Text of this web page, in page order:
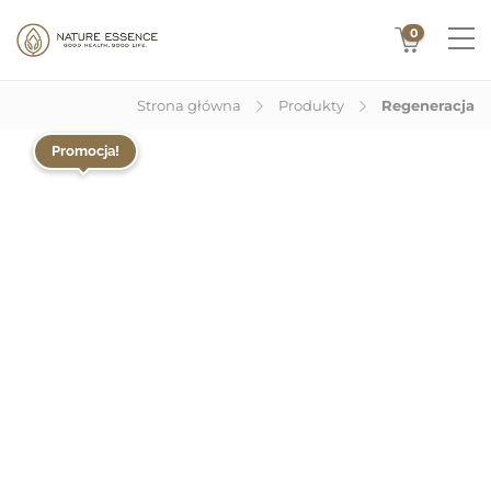
0
Strona główna Produkty Regeneracja
Promocja!